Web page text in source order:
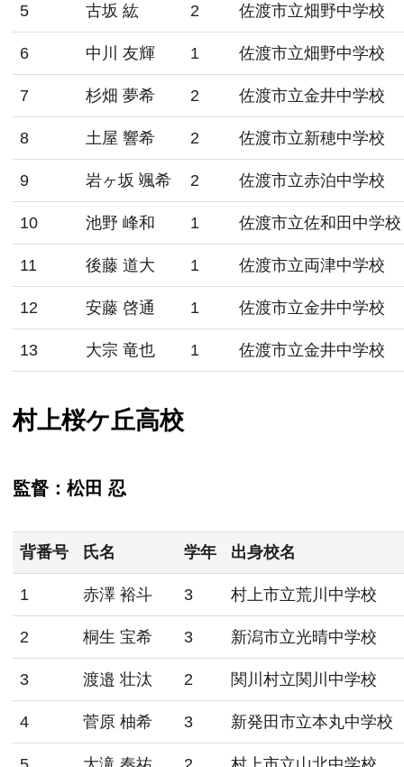
5 古坂 紘 2 佐渡市立畑野中学校
6 中川 友輝 1 佐渡市立畑野中学校
7 杉畑 夢希 2 佐渡市立金井中学校
8 土屋 響希 2 佐渡市立新穂中学校
9 岩ヶ坂 颯希 2 佐渡市立赤泊中学校
10 池野 峰和 1 佐渡市立佐和田中学校
11 後藤 道大 1 佐渡市立両津中学校
12 安藤 啓通 1 佐渡市立金井中学校
13 大宗 竜也 1 佐渡市立金井中学校
村上桜ケ丘高校
監督：松田 忍
背番号 氏名 学年 出身校名
1 赤澤 裕斗 3 村上市立荒川中学校
2 桐生 宝希 3 新潟市立光晴中学校
3 渡邉 壮汰 2 関川村立関川中学校
4 菅原 柚希 3 新発田市立本丸中学校